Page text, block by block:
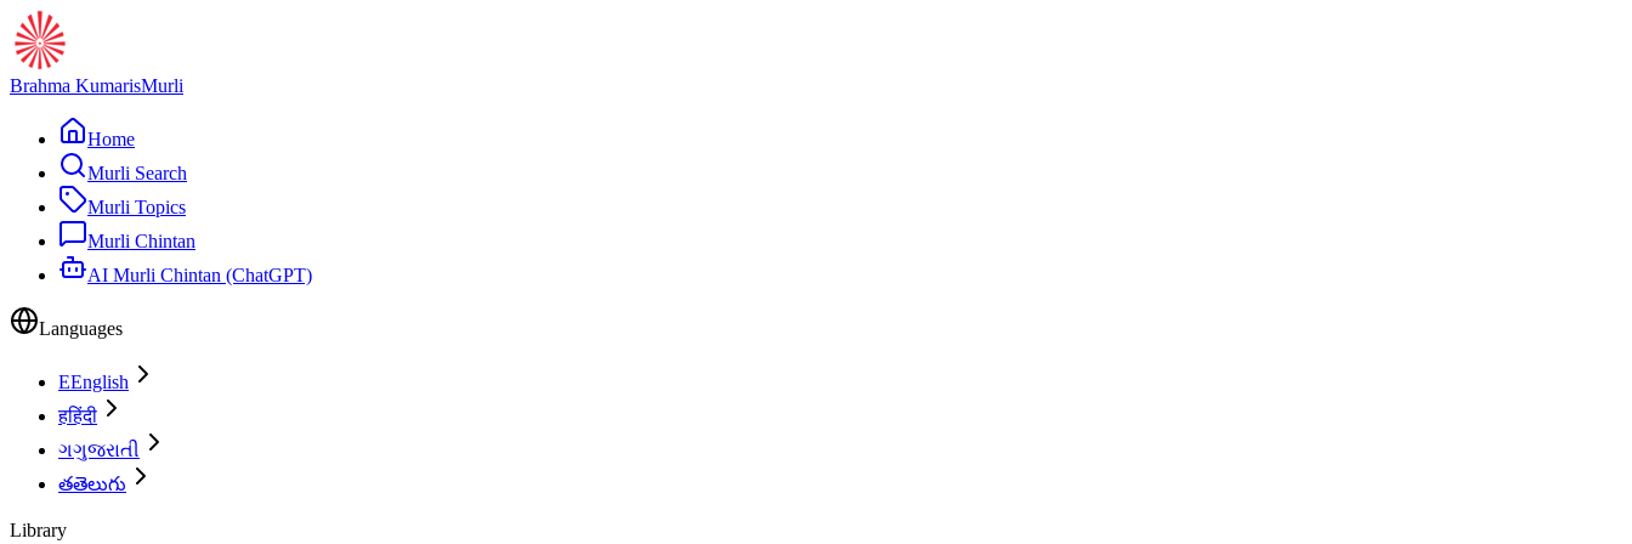
Brahma KumarisMurli
Home
Murli Search
Murli Topics
Murli Chintan
AI Murli Chintan (ChatGPT)
Languages
EEnglish
हहिंदी
ગગુજરાતી
తతెలుగు
Library